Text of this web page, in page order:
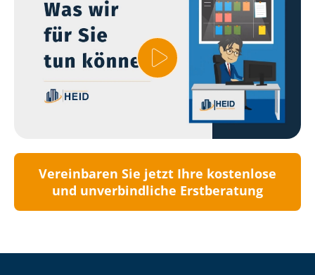
Vereinbaren Sie jetzt Ihre kostenlose
und unverbindliche Erstberatung